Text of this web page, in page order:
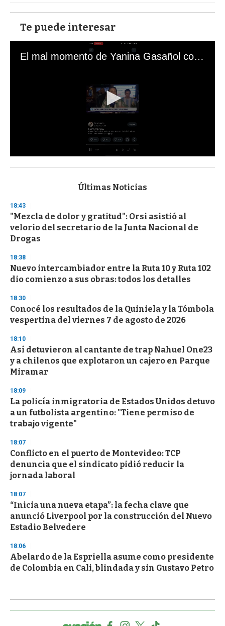
Te puede interesar
El mal momento de Yanina Gasañol con un hincha argentino en "Subrayado"
s
d
s
o
f
3
s
e
c
o
d
s
Últimas Noticias
18:43
"Mezcla de dolor y gratitud": Orsi asistió al
velorio del secretario de la Junta Nacional de
Drogas
18:38
Nuevo intercambiador entre la Ruta 10 y Ruta 102
dio comienzo a sus obras: todos los detalles
18:30
Conocé los resultados de la Quiniela y la Tómbola
vespertina del viernes 7 de agosto de 2026
18:10
Así detuvieron al cantante de trap Nahuel One23
y a chilenos que explotaron un cajero en Parque
Miramar
18:09
La policía inmigratoria de Estados Unidos detuvo
a un futbolista argentino: "Tiene permiso de
trabajo vigente"
18:07
Conflicto en el puerto de Montevideo: TCP
denuncia que el sindicato pidió reducir la
jornada laboral
18:07
“Inicia una nueva etapa”: la fecha clave que
anunció Liverpool por la construcción del Nuevo
Estadio Belvedere
18:06
Abelardo de la Espriella asume como presidente
de Colombia en Cali, blindada y sin Gustavo Petro